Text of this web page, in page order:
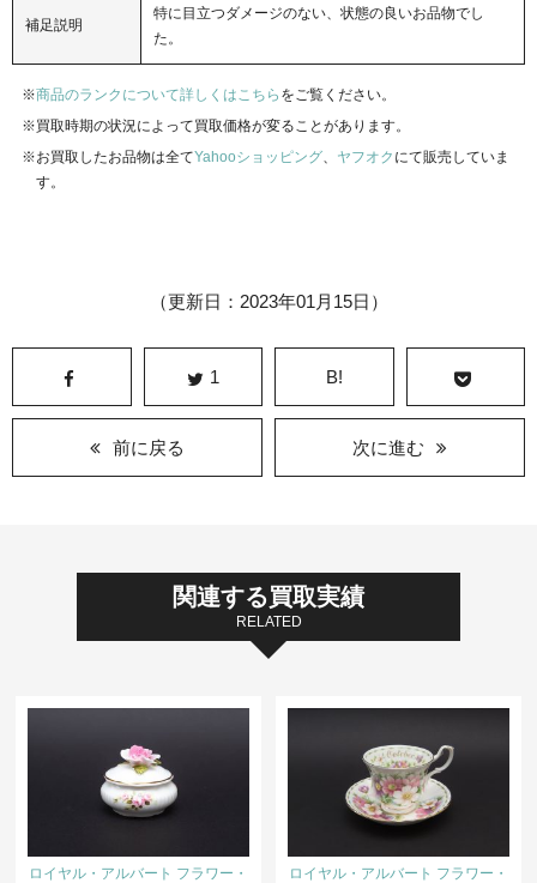
補足説明
特に目立つダメージのない、状態の良いお品物でし
た。
商品のランクについて詳しくはこちら をご覧ください。
買取時期の状況によって買取価格が変ることがあります。
お買取したお品物は全てYahooショッピング、 ヤフオク にて販売していま
す。
（更新日：2023年01月15日）
1 B!
前に戻る 次に進む
関連する買取実績
RELATED
ロイヤル・アルバート フラワー・
ロイヤル・アルバート フラワー・